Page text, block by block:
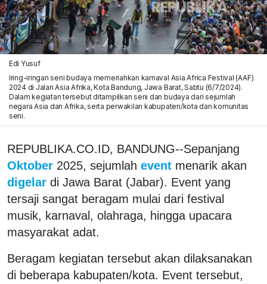
Edi Yusuf
Iring-iringan seni budaya memeriahkan karnaval Asia Africa Festival (AAF)
2024 di Jalan Asia Afrika, Kota Bandung, Jawa Barat, Sabtu (6/7/2024).
Dalam kegiatan tersebut ditampilkan seni dan budaya dari sejumlah
negara Asia dan Afrika, serta perwakilan kabupaten/kota dan komunitas
seni.
REPUBLIKA.CO.ID, BANDUNG--Sepanjang
Oktober 2025, sejumlah event menarik akan
digelar di Jawa Barat (Jabar). Event yang
tersaji sangat beragam mulai dari festival
musik, karnaval, olahraga, hingga upacara
masyarakat adat.
Beragam kegiatan tersebut akan dilaksanakan
di beberapa kabupaten/kota. Event tersebut,